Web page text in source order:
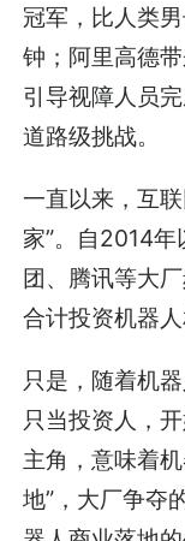
冠军，比人类
钟；阿里高德
引导视障人员
道路级挑战。
一直以来，互
家”。自2014
团、腾讯等大
合计投资机器
只是，随着机
只当投资人，
主角，意味着
地”，大厂争夺